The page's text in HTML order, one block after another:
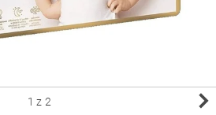
1 z 2